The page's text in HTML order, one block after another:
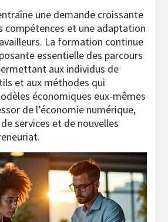
une demande croissante
compétences et une adaptation
La formation continue
essentielle des parcours
aux individus de
et aux méthodes qui
économiques eux-mêmes
de l’économie numérique,
services et de nouvelles